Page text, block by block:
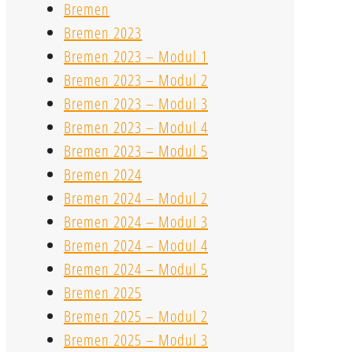
Bremen
Bremen 2023
Bremen 2023 – Modul 1
Bremen 2023 – Modul 2
Bremen 2023 – Modul 3
Bremen 2023 – Modul 4
Bremen 2023 – Modul 5
Bremen 2024
Bremen 2024 – Modul 2
Bremen 2024 – Modul 3
Bremen 2024 – Modul 4
Bremen 2024 – Modul 5
Bremen 2025
Bremen 2025 – Modul 2
Bremen 2025 – Modul 3